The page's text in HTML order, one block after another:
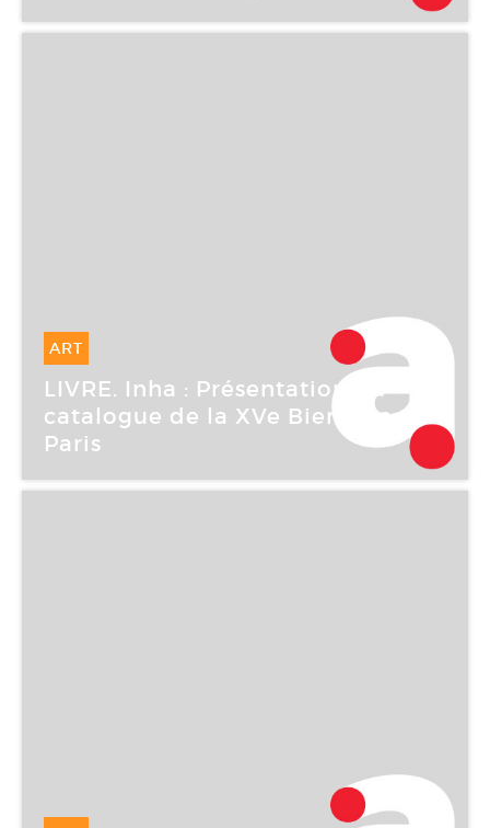
ART
23 Mai -23 Mai 2007
LIVRE. Inha : Présentation du
catalogue de la XVe Biennale de
Paris